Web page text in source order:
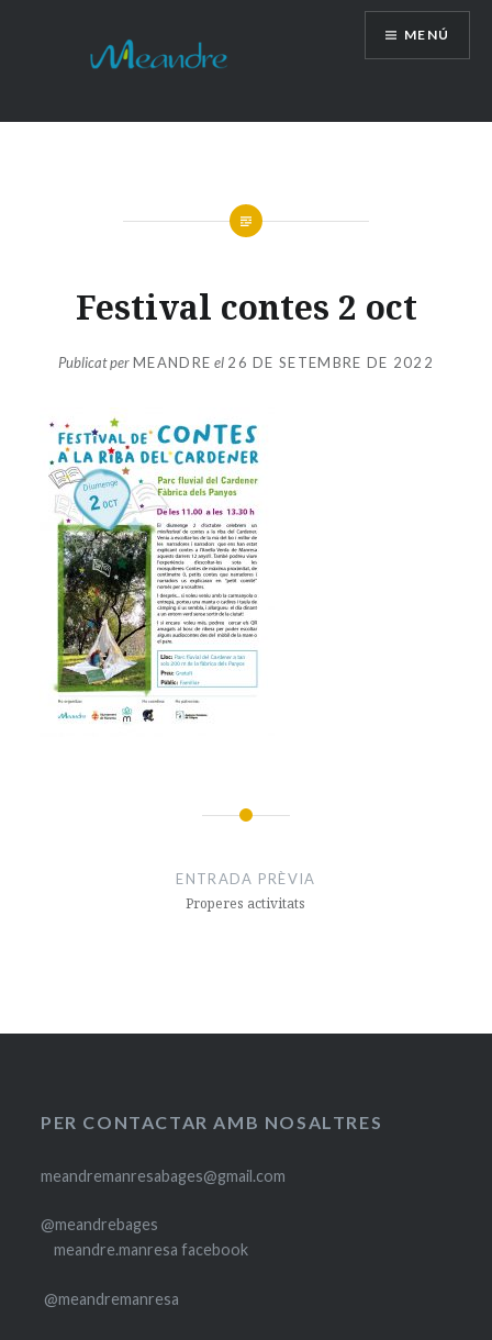
MENÚ
Festival contes 2 oct
Publicat perMEANDRE el 26 DE SETEMBRE DE 2022
ENTRADA PRÈVIA
Properes activitats
PER CONTACTAR AMB NOSALTRES
meandremanresabages@gmail.com
@meandrebages
meandre.manresa facebook
@meandremanresa